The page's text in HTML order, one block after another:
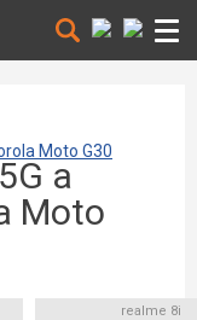
Moto G30
a
Moto
realme 8i